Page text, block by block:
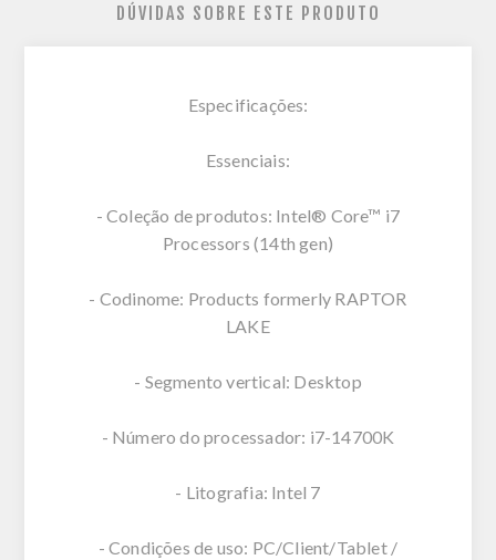
DÚVIDAS SOBRE ESTE PRODUTO
Especificações:
Essenciais:
- Coleção de produtos: Intel® Core™ i7
Processors (14th gen)
- Codinome: Products formerly RAPTOR
LAKE
- Segmento vertical: Desktop
- Número do processador: i7-14700K
- Litografia: Intel 7
- Condições de uso: PC/Client/Tablet /